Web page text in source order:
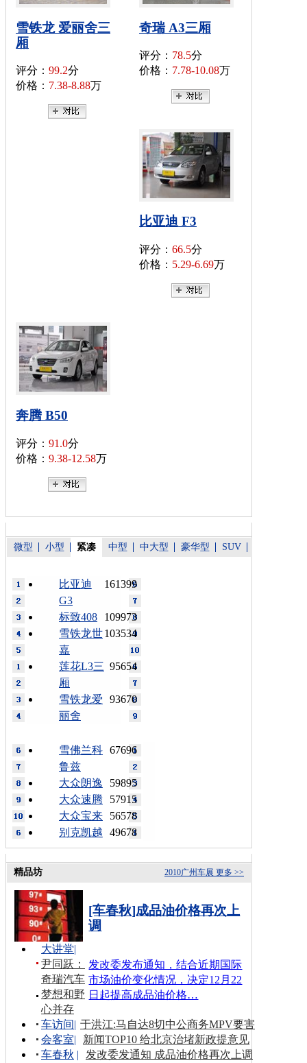
雪铁龙 爱丽舍三
厢
评分： 99.2分
价格： 7.38-8.88万
奇瑞 A3三厢
评分： 78.5分
价格： 7.78-10.08万
比亚迪 F3
评分： 66.5分
价格： 5.29-6.69万
奔腾 B50
评分： 91.0分
价格： 9.38-12.58万
微型 小型 紧凑 中型 中大型 豪华型 SUV
161399
比亚迪
G3
109973
标致408
103534
雪铁龙世
嘉
95654
莲花L3三
厢
93670
雪铁龙爱
丽舍
67696
雪佛兰科
鲁兹
59895
大众朗逸
57915
大众速腾
56578
大众宝来
49678
别克凯越
更多 >>
2010广州车展
精品坊
[车春秋]成品油价格再次上
调
发改委发布通知，结合近期国际
市场油价变化情况，决定12月22
日起提高成品油价格…
大讲堂|
尹同跃：
奇瑞汽车
梦想和野
心并存
车访间| 于洪江:马自达8切中公商务MPV要害
会客室|
新闻TOP10 给北京治堵新政提意见
车春秋 |
发改委发通知 成品油价格再次上调